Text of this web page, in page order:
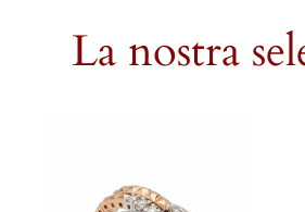
La nostra